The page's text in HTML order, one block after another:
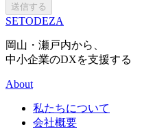
送信する
SETODEZA
岡山・瀬戸内から、
中小企業のDXを支援する
About
私たちについて
会社概要